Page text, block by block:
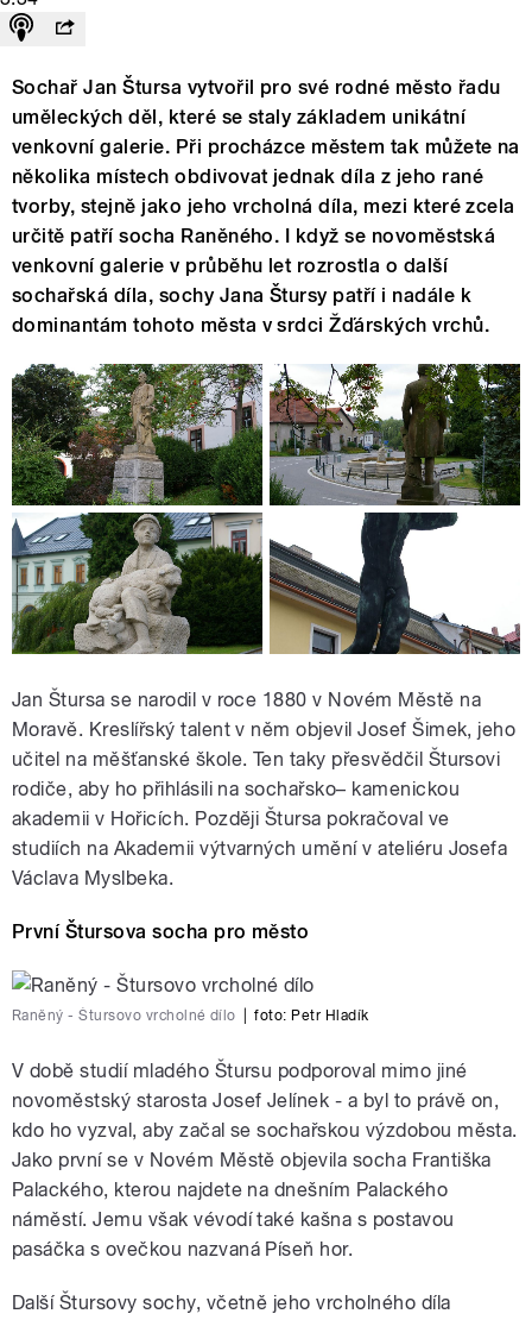
Sochař Jan Štursa vytvořil pro své rodné město řadu
uměleckých děl, které se staly základem unikátní
venkovní galerie. Při procházce městem tak můžete na
několika místech obdivovat jednak díla z jeho rané
tvorby, stejně jako jeho vrcholná díla, mezi které zcela
určitě patří socha Raněného. I když se novoměstská
venkovní galerie v průběhu let rozrostla o další
sochařská díla, sochy Jana Štursy patří i nadále k
dominantám tohoto města v srdci Žďárských vrchů.
Jan Štursa se narodil v roce 1880 v Novém Městě na
Moravě. Kreslířský talent v něm objevil Josef Šimek, jeho
učitel na měšťanské škole. Ten taky přesvědčil Štursovi
rodiče, aby ho přihlásili na sochařsko– kamenickou
akademii v Hořicích. Později Štursa pokračoval ve
studiích na Akademii výtvarných umění v ateliéru Josefa
Václava Myslbeka.
První Štursova socha pro město
Raněný - Štursovo vrcholné dílo foto: Petr Hladík
V době studií mladého Štursu podporoval mimo jiné
novoměstský starosta Josef Jelínek - a byl to právě on,
kdo ho vyzval, aby začal se sochařskou výzdobou města.
Jako první se v Novém Městě objevila socha Františka
Palackého, kterou najdete na dnešním Palackého
náměstí. Jemu však vévodí také kašna s postavou
pasáčka s ovečkou nazvaná Píseň hor.
Další Štursovy sochy, včetně jeho vrcholného díla